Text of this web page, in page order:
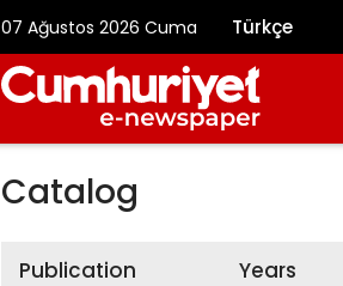
07 Ağustos 2026 Cuma Türkçe
Catalog
Publication Years